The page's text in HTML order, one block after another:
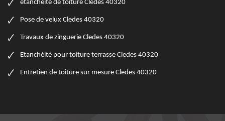
étanchéité de toiture Cledes 40320
Pose de velux Cledes 40320
Travaux de zinguerie Cledes 40320
Etanchéité pour toiture terrasse Cledes 40320
Entretien de toiture sur mesure Cledes 40320